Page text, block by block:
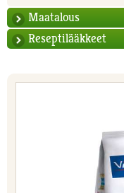
Maatalous
Reseptilääkkeet